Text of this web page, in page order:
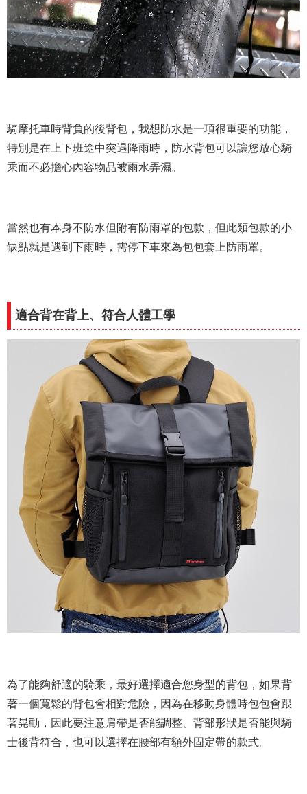
騎摩托車時背負的後背包，我想防水是一項很重要的功能，
特別是在上下班途中突遇降雨時，防水背包可以讓您放心騎
乘而不必擔心內容物品被雨水弄濕。
當然也有本身不防水但附有防雨罩的包款，但此類包款的小
缺點就是遇到下雨時，需停下車來為包包套上防雨罩。
適合背在背上、符合人體工學
為了能夠舒適的騎乘，最好選擇適合您身型的背包，如果背
著一個寬鬆的背包會相對危險，因為在移動身體時包包會跟
著晃動，因此要注意肩帶是否能調整、背部形狀是否能與騎
士後背符合，也可以選擇在腰部有額外固定帶的款式。